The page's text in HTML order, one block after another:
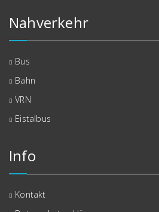
Nahverkehr
Bus
Bahn
VRN
Eistalbus
Info
Kontakt